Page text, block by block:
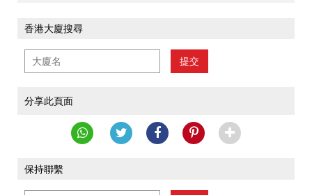
香港大廈搜尋
提交
分享此頁面
保持聯繫